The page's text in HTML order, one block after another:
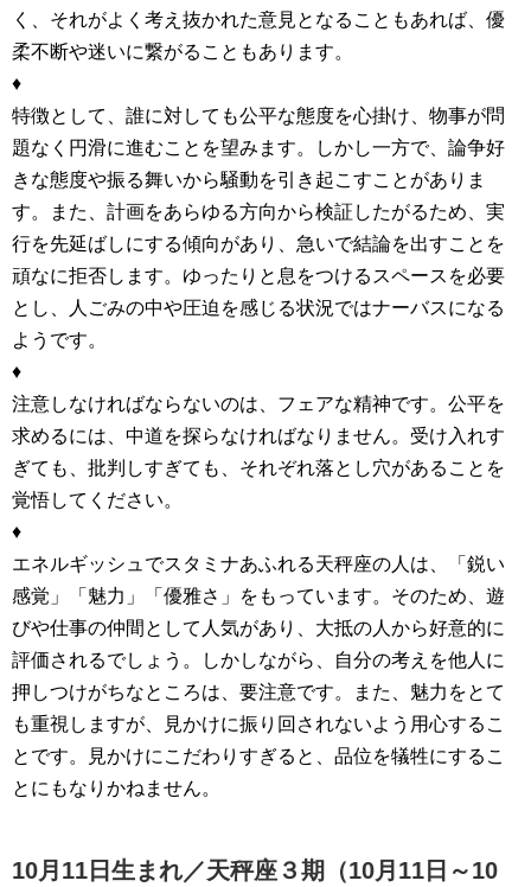
く、それがよく考え抜かれた意見となることもあれば、優
柔不断や迷いに繋がることもあります。
♦
特徴として、誰に対しても公平な態度を心掛け、物事が問
題なく円滑に進むことを望みます。しかし一方で、論争好
きな態度や振る舞いから騒動を引き起こすことがありま
す。また、計画をあらゆる方向から検証したがるため、実
行を先延ばしにする傾向があり、急いで結論を出すことを
頑なに拒否します。ゆったりと息をつけるスペースを必要
とし、人ごみの中や圧迫を感じる状況ではナーバスになる
ようです。
♦
注意しなければならないのは、フェアな精神です。公平を
求めるには、中道を探らなければなりません。受け入れす
ぎても、批判しすぎても、それぞれ落とし穴があることを
覚悟してください。
♦
エネルギッシュでスタミナあふれる天秤座の人は、「鋭い
感覚」「魅力」「優雅さ」をもっています。そのため、遊
びや仕事の仲間として人気があり、大抵の人から好意的に
評価されるでしょう。しかしながら、自分の考えを他人に
押しつけがちなところは、要注意です。また、魅力をとて
も重視しますが、見かけに振り回されないよう用心するこ
とです。見かけにこだわりすぎると、品位を犠牲にするこ
とにもなりかねません。
10月11日生まれ／天秤座３期（10月11日～10